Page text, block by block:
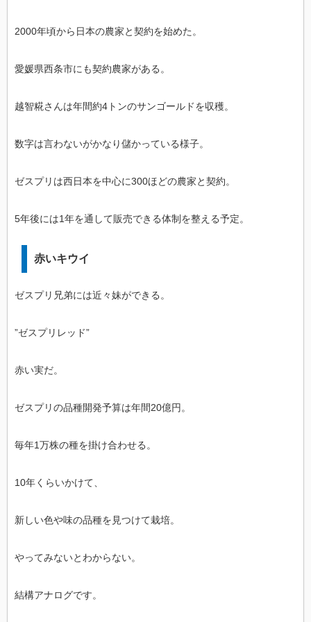
2000年頃から日本の農家と契約を始めた。
愛媛県西条市にも契約農家がある。
越智糀さんは年間約4トンのサンゴールドを収穫。
数字は言わないがかなり儲かっている様子。
ゼスプリは西日本を中心に300ほどの農家と契約。
5年後には1年を通して販売できる体制を整える予定。
赤いキウイ
ゼスプリ兄弟には近々妹ができる。
”ゼスプリレッド”
赤い実だ。
ゼスプリの品種開発予算は年間20億円。
毎年1万株の種を掛け合わせる。
10年くらいかけて、
新しい色や味の品種を見つけて栽培。
やってみないとわからない。
結構アナログです。